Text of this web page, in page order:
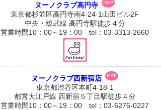
ヌーノクラブ高円寺
東京都杉並区高円寺南4-24-1山田ビル2F
中央・総武線 高円寺駅徒歩４分
営業時間10：00～19：00 tel：03-3313-2660
ヌーノクラブ西新宿店
東京都渋谷区本町4-18-1
都営大江戸線 西新宿５丁目駅徒歩４分
営業時間10：00～19：00 tel：03-6276-0227